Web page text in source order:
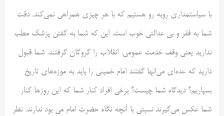
با سیاستمداری روبه رو هستیم که با هر چیزی همراهی نمی‌کند. دقت
شما به فقر و بی عدالتی خوب است. این که شما به گفتن پزشک مطب
ندارید یعنی وقف خدمت عمومی. انقلاب را گروگان گرفتند. شما قبول
دارید که عده‌ای می‌انها گفتند امام خمینی را باید به موزه‌های تاریخ
بسپاریم؟ دیدگاه شما چیست؟ برخی افراد کنار شما که این روزها کنار
شما عکس می‌گیرند نسبتی با آنچه نگاه حضرت امام می بود ندارند. نظر